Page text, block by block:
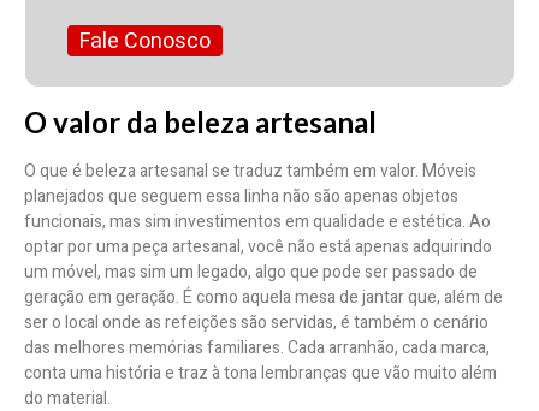
Fale Conosco
O valor da beleza artesanal
O que é beleza artesanal se traduz também em valor. Móveis
planejados que seguem essa linha não são apenas objetos
funcionais, mas sim investimentos em qualidade e estética. Ao
optar por uma peça artesanal, você não está apenas adquirindo
um móvel, mas sim um legado, algo que pode ser passado de
geração em geração. É como aquela mesa de jantar que, além de
ser o local onde as refeições são servidas, é também o cenário
das melhores memórias familiares. Cada arranhão, cada marca,
conta uma história e traz à tona lembranças que vão muito além
do material.